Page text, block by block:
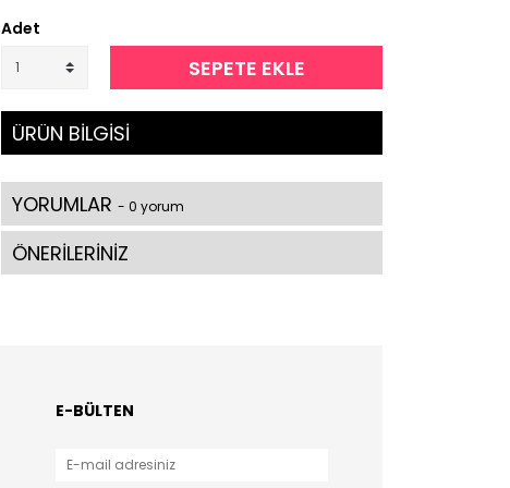
Adet
SEPETE EKLE
ÜRÜN BİLGİSİ
YORUMLAR - 0 yorum
ÖNERİLERİNİZ
E-BÜLTEN